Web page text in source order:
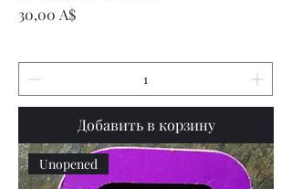
Цена
30,00 A$
Добавить в корзину
Unopened